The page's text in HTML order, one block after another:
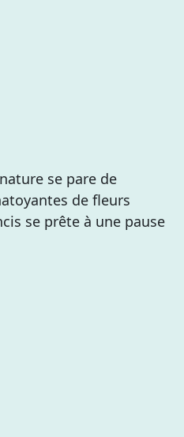
se pare de
de fleurs
se prête à une pause